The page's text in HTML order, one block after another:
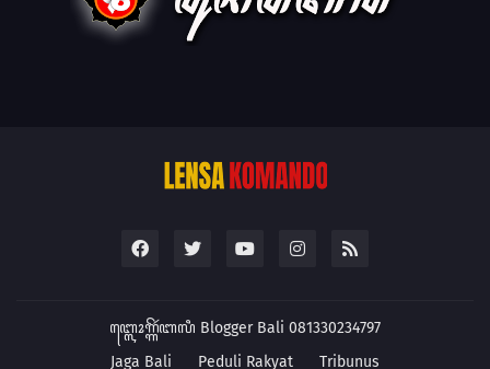
ꦧ꧀ꦭꦺꦴꦒ꧀ꦒꦼꦂꦧꦭꦶ Blogger Bali 081330234797
Jaga Bali
Peduli Rakyat Tribunus